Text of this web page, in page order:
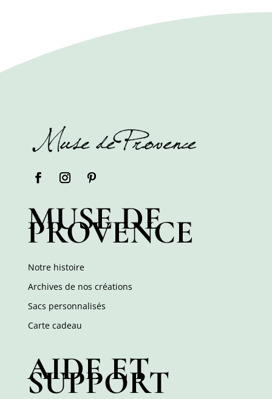
MUSE DE
PROVENCE
Notre histoire
Archives de nos créations
Sacs personnalisés
Carte cadeau
AIDE ET
SUPPORT